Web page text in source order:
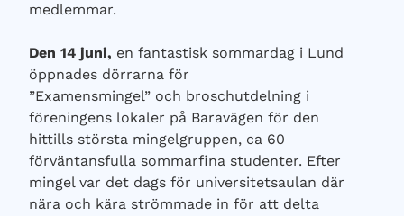
medlemmar.
Den 14 juni, en fantastisk sommardag i Lund
öppnades dörrarna för
”Examensmingel” och broschutdelning i
föreningens lokaler på Baravägen för den
hittills största mingelgruppen, ca 60
förväntansfulla sommarfina studenter. Efter
mingel var det dags för universitetsaulan där
nära och kära strömmade in för att delta